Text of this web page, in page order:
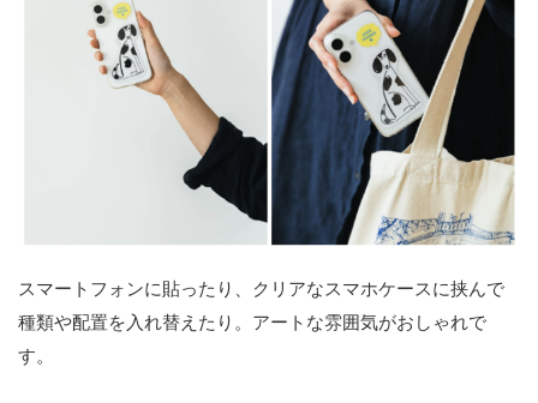
スマートフォンに貼ったり、クリアなスマホケースに挟んで
種類や配置を入れ替えたり。アートな雰囲気がおしゃれで
す。